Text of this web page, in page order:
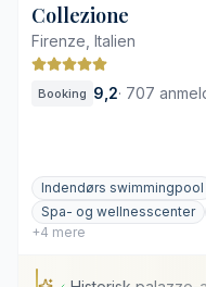
Collezione
Firenze, Italien
Booking 9,2· 707
Indendørs swimmingpool
Spa- og wellnesscenter
+4 mere